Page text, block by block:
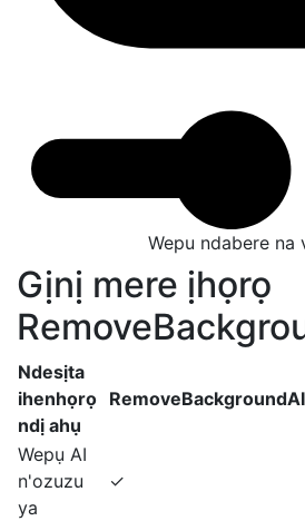
Wepu ndabere na
Gịnị mere ịhọrọ
Ndesịta
ihenhọrọ
ndị ahụ
RemoveBackgroundAI
Wepụ AI
n'ozuzu
ya
✓